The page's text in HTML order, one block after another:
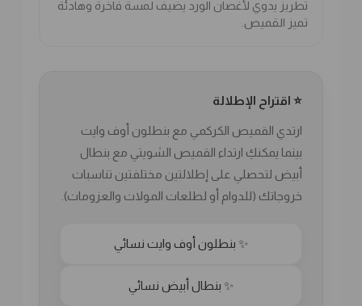
تطريز يدوي لأغصان الورد يضيف لمسة فاخرة وهادئة
تميز القميص.
⭐ اقتراح الإطلالة
ارتدي القميص الكركمي مع بنطلون أوف وايت
بينما يمكنكِ ارتداء القميص الشويتي مع بنطال
أبيض لتحصلي على إطلالتين مختلفتين تناسبات
خروجاتك (للدوام أو لطلعات المولات والعزومات).
✨ بنطلون أوف وايت نسائي
✨ بنطال أبيض نسائي